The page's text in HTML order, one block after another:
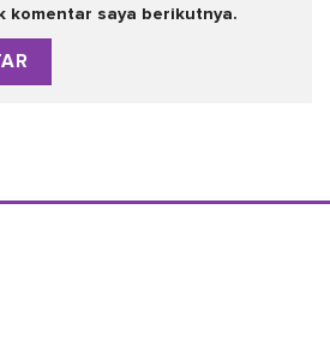
komentar saya berikutnya.